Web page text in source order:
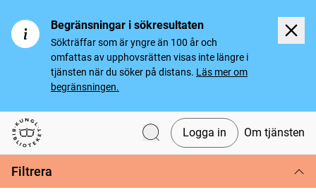
Begränsningar i sökresultaten
Sökträffar som är yngre än 100 år och
omfattas av upphovsrätten visas inte längre i
tjänsten när du söker på distans. Läs mer om
begränsningen.
Svenska tidningar
Logga in Om tjänsten
Filtrera